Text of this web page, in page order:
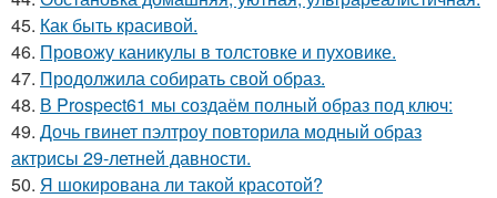
45. Как быть красивой.
46. Провожу каникулы в толстовке и пуховике.
47. Продолжила собирать свой образ.
48. В Prospect61 мы создаём полный образ под ключ:
49. Дочь гвинет пэлтроу повторила модный образ
актрисы 29-летней давности.
50. Я шокирована ли такой красотой?